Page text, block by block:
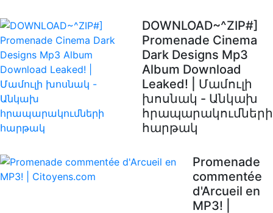
DOWNLOAD~^ZIP#]
Promenade Cinema
Dark Designs Mp3
Album Download
Leaked! | Մամուլի
խոսնակ - Անկախ
հրապարակումների
հարթակ
Promenade
commentée
d'Arcueil en
MP3! |